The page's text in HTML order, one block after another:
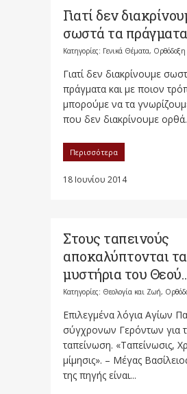
Γιατί δεν
σωστά τα πράγματα
Κατηγορίες: Γενικά Θέματα, Ορθόδοξη
Γιατί δεν διακρίνουμε
πράγματα και με ποιον
μπορούμε να τα
που δεν διακρίνουμε
Περισσότερα
18 Ιουνίου 2014
Στους ταπεινούς
αποκαλύπτονται τα
μυστήρια του
Κατηγορίες: Θεολογία και Ζωή,
Επιλεγμένα λόγια Αγίων
σύγχρονων Γερόντων για
ταπείνωση. «Ταπείνωσις,
μίμησις». – Μέγας
της πηγής είναι...